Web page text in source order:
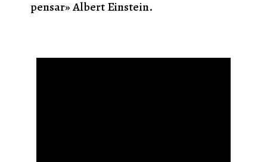
pensar» Albert Einstein.